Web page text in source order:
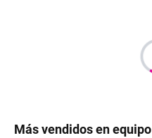
Más vendidos en